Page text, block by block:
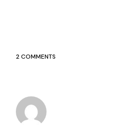
2 COMMENTS